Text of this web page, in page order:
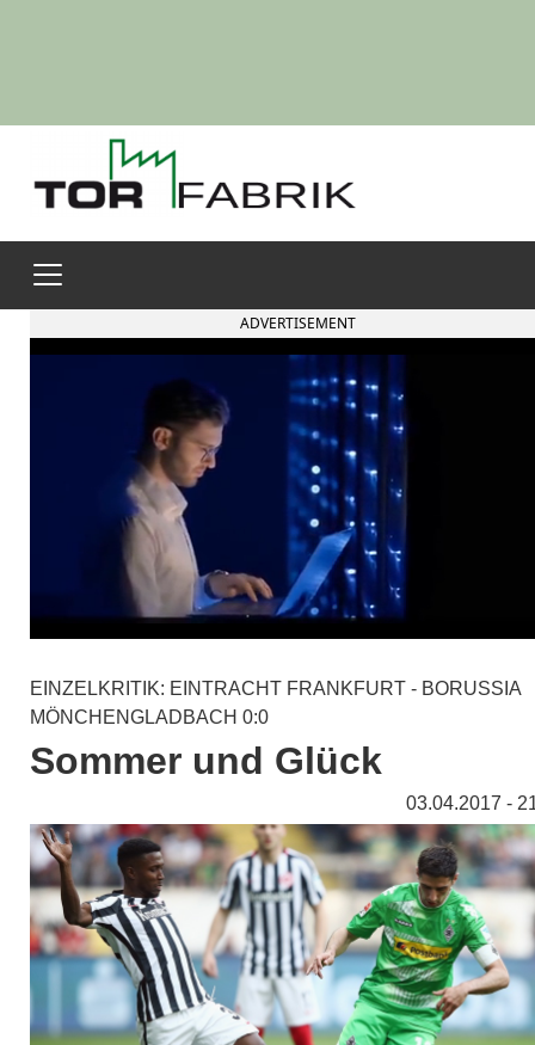
ADVERTISEMENT
EINZELKRITIK: EINTRACHT FRANKFURT - BORUSSIA
MÖNCHENGLADBACH 0:0
Sommer und Glück
03.04.2017 -